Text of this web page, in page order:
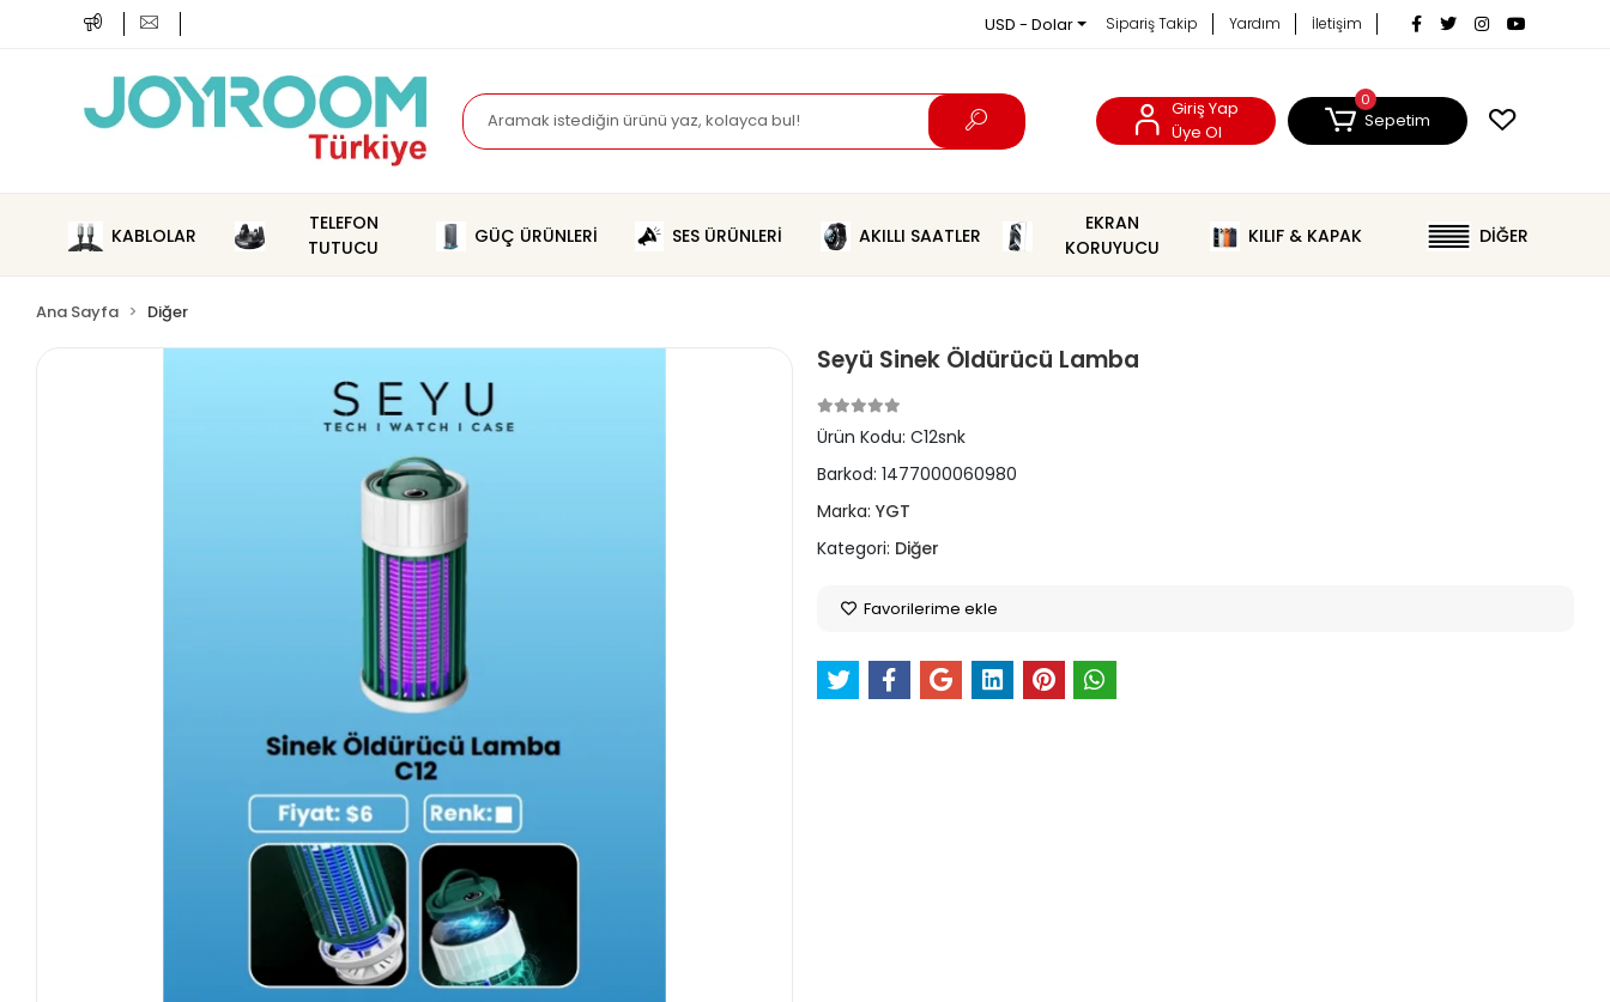
USD - Dolar Sipariş Takip Yardım İletişim
Giriş Yap
Üye Ol
0
Sepetim
KABLOLAR
TELEFON
TUTUCU
GÜÇ ÜRÜNLERİ SES ÜRÜNLERİ AKILLI SAATLER
EKRAN
KORUYUCU
KILIF & KAPAK DİĞER
Ana Sayfa Diğer
Seyü Sinek Öldürücü Lamba
Ürün Kodu: C12snk
Barkod: 1477000060980
Marka: YGT
Kategori: Diğer
Favorilerime ekle